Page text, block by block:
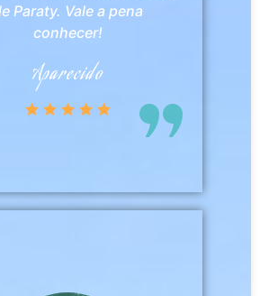
Paraty. Vale a pena
conhecer!
Aparecido